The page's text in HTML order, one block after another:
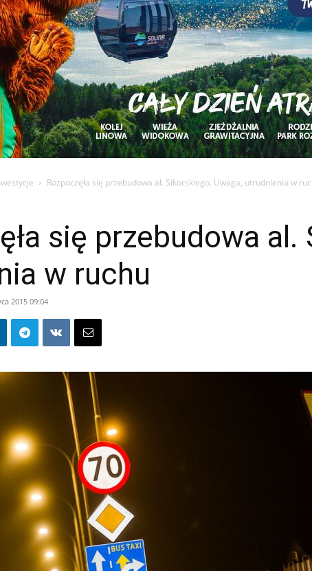
Rozpoczęła się przebudowa al. Sikorskiego. Uwaga, utrudnienia w
się przebudowa
w ruchu
2015 09:04